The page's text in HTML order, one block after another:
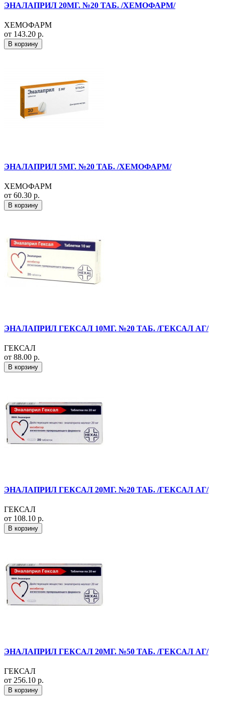
ЭНАЛАПРИЛ 20МГ. №20 ТАБ. /ХЕМОФАРМ/
ХЕМОФАРМ
от 143.20 р.
В корзину
ЭНАЛАПРИЛ 5МГ. №20 ТАБ. /ХЕМОФАРМ/
ХЕМОФАРМ
от 60.30 р.
В корзину
ЭНАЛАПРИЛ ГЕКСАЛ 10МГ. №20 ТАБ. /ГЕКСАЛ АГ/
ГЕКСАЛ
от 88.00 р.
В корзину
ЭНАЛАПРИЛ ГЕКСАЛ 20МГ. №20 ТАБ. /ГЕКСАЛ АГ/
ГЕКСАЛ
от 108.10 р.
В корзину
ЭНАЛАПРИЛ ГЕКСАЛ 20МГ. №50 ТАБ. /ГЕКСАЛ АГ/
ГЕКСАЛ
от 256.10 р.
В корзину